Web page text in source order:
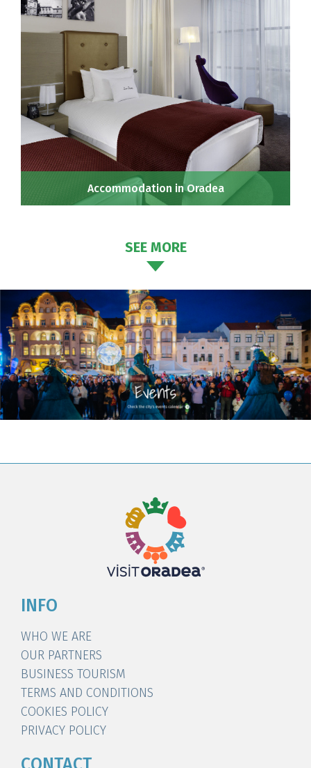
Accommodation in Oradea
SEE MORE
INFO
WHO WE ARE
OUR PARTNERS
BUSINESS TOURISM
TERMS AND CONDITIONS
COOKIES POLICY
PRIVACY POLICY